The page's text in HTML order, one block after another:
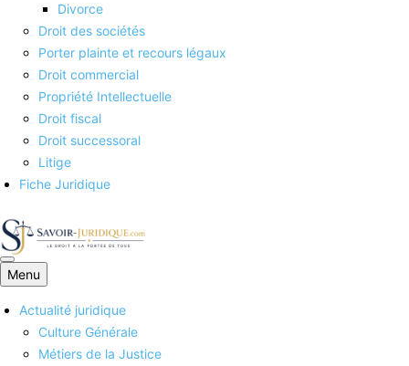
Divorce
Droit des sociétés
Porter plainte et recours légaux
Droit commercial
Propriété Intellectuelle
Droit fiscal
Droit successoral
Litige
Fiche Juridique
Savoirs juridiques
Menu
Actualité juridique
Culture Générale
Métiers de la Justice